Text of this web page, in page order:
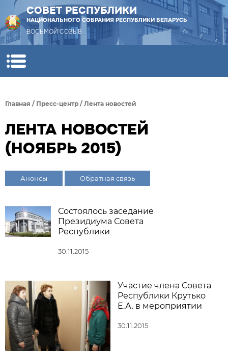
СОВЕТ РЕСПУБЛИКИ
НАЦИОНАЛЬНОГО СОБРАНИЯ РЕСПУБЛИКИ БЕЛАРУСЬ
ВОСЬМОЙ СОЗЫВ
Главная / Пресс-центр / Лента новостей
ЛЕНТА НОВОСТЕЙ
(НОЯБРЬ 2015)
Анонсы Обратная связь
Состоялось заседание
Президиума Совета
Республики
30.11.2015
Участие члена Совета
Республики Крутько
Е.А. в мероприятии
30.11.2015